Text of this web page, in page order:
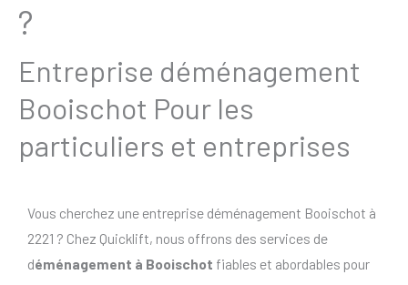
?
Entreprise déménagement
Booischot Pour les
particuliers et entreprises
Vous cherchez une entreprise déménagement Booischot à
2221 ? Chez Quicklift, nous offrons des services de
déménagement à Booischot fiables et abordables pour